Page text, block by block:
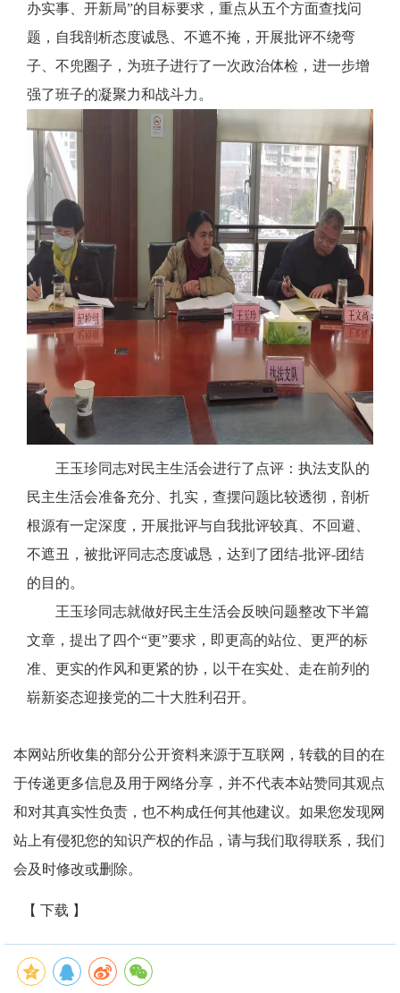
办实事、开新局”的目标要求，重点从五个方面查找问
题，自我剖析态度诚恳、不遮不掩，开展批评不绕弯
子、不兜圈子，为班子进行了一次政治体检，进一步增
强了班子的凝聚力和战斗力。
王玉珍同志对民主生活会进行了点评：执法支队的
民主生活会准备充分、扎实，查摆问题比较透彻，剖析
根源有一定深度，开展批评与自我批评较真、不回避、
不遮丑，被批评同志态度诚恳，达到了团结-批评-团结
的目的。
王玉珍同志就做好民主生活会反映问题整改下半篇
文章，提出了四个“更”要求，即更高的站位、更严的标
准、更实的作风和更紧的协，以干在实处、走在前列的
崭新姿态迎接党的二十大胜利召开。
本网站所收集的部分公开资料来源于互联网，转载的目的在
于传递更多信息及用于网络分享，并不代表本站赞同其观点
和对其真实性负责，也不构成任何其他建议。如果您发现网
站上有侵犯您的知识产权的作品，请与我们取得联系，我们
会及时修改或删除。
【 下载 】